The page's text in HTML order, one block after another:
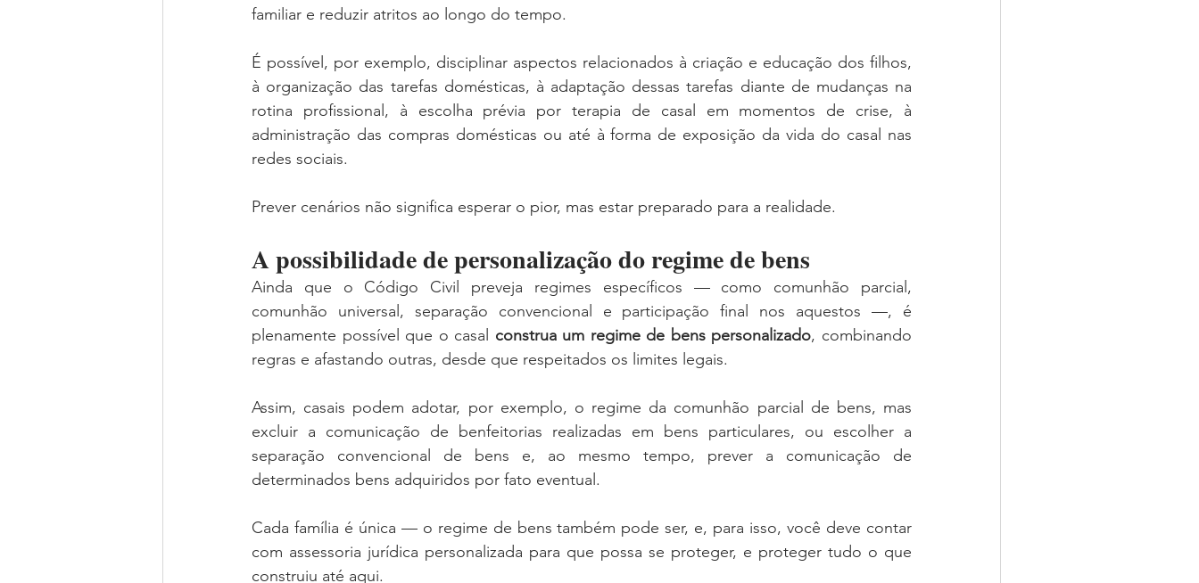
familiar e reduzir atritos ao longo do tempo.
É possível, por exemplo, disciplinar aspectos relacionados à criação e educação dos filhos,
à organização das tarefas domésticas, à adaptação dessas tarefas diante de mudanças na
rotina profissional, à escolha prévia por terapia de casal em momentos de crise, à
administração das compras domésticas ou até à forma de exposição da vida do casal nas
redes sociais.
Prever cenários não significa esperar o pior, mas estar preparado para a realidade.
A possibilidade de personalização do regime de bens
Ainda que o Código Civil preveja regimes específicos — como comunhão parcial,
comunhão universal, separação convencional e participação final nos aquestos —, é
plenamente possível que o casal construa um regime de bens personalizado, combinando
regras e afastando outras, desde que respeitados os limites legais.
Assim, casais podem adotar, por exemplo, o regime da comunhão parcial de bens, mas
excluir a comunicação de benfeitorias realizadas em bens particulares, ou escolher a
separação convencional de bens e, ao mesmo tempo, prever a comunicação de
determinados bens adquiridos por fato eventual.
Cada família é única — o regime de bens também pode ser, e, para isso, você deve contar
com assessoria jurídica personalizada para que possa se proteger, e proteger tudo o que
construiu até aqui.